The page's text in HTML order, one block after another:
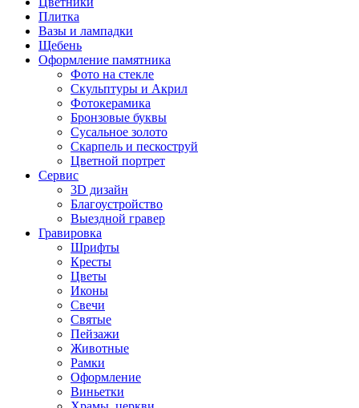
Плитка
Вазы и лампадки
Щебень
Оформление памятника
Фото на стекле
Скульптуры и Акрил
Фотокерамика
Бронзовые буквы
Сусальное золото
Скарпель и пескоструй
Цветной портрет
Сервис
3D дизайн
Благоустройство
Выездной гравер
Гравировка
Шрифты
Кресты
Цветы
Иконы
Свечи
Святые
Пейзажи
Животные
Рамки
Оформление
Виньетки